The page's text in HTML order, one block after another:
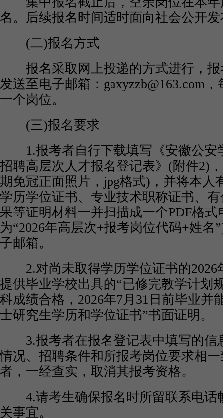
名。后续报名时间适时面向社会公开
(二)报名方式
报名采取网上投递的方式进行，报
发送至电子邮箱：gaxyzzb@163.com
一个岗位。
(三)报名要求
1.报考者自行下载填写《安徽公安
招聘高层次人才报名登记表》(附件2)
期免冠正面照片，jpg格式)，并将本人
学历学位证书、专业技术职称证书、
果等证明材料一并扫描成一个PDF格
为“2026年高层次+报考岗位代码+姓名
子邮箱。
2.对尚未取得学历学位证书的2026
提供毕业学校出具的“已修完教学计划
科成绩合格，2026年7月31日前毕业并
士研究生学历和学位证书”书面证明。
3.报考者在报名登记表中填写的信
情况、招聘条件和所报考岗位要求相
者，一经查实，取消其报考资格。
4.请考生确保报名时所留联系电话
关事宜。